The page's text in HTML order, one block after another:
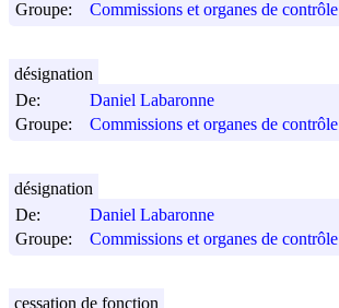
Groupe:
Commissions et organes de contrôle
De:
Daniel Labaronne
Groupe:
Commissions et organes de contrôle
désignation
De:
Daniel Labaronne
Groupe:
Commissions et organes de contrôle
désignation
cessation de fonction